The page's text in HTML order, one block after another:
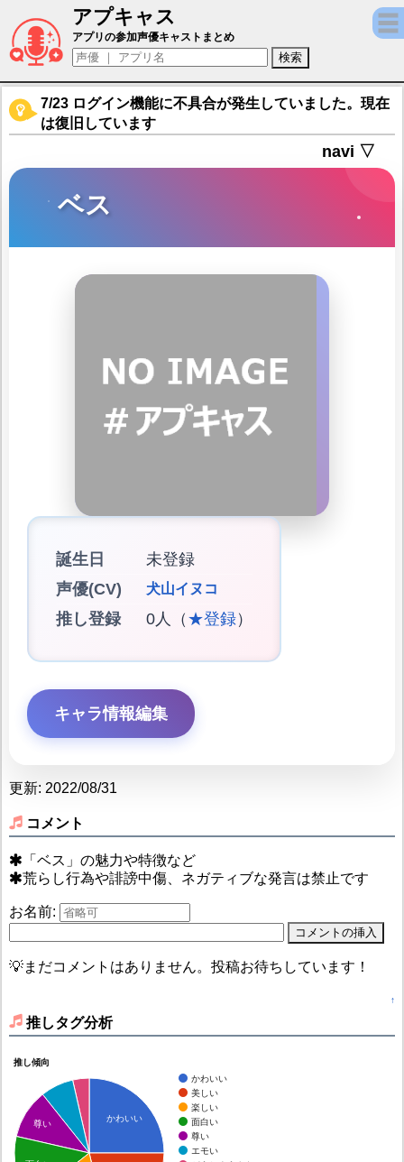
アプキャス
ベス（声優：犬山イヌコ)【グランブルーフ
アプリの参加声優キャストまとめ
7/23 ログイン機能に不具合が発生していました。現在
は復旧しています
navi ▽
ベス
誕生日
未登録
声優(CV)
犬山イヌコ
推し登録 0人（ ★登録）
キャラ情報編集
更新: 2022/08/31
コメント
「ベス」の魅力や特徴など
荒らし行為や誹謗中傷、ネガティブな発言は禁止です
お名前:
💡まだコメントはありません。投稿お待ちしています！
↑
推しタグ分析
推し傾向
かわいい
美しい
楽しい
面白い
尊い
エモい
かわいい
尊い